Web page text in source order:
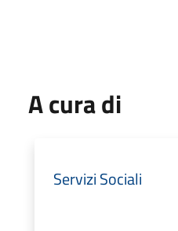
A cura di
Servizi Sociali